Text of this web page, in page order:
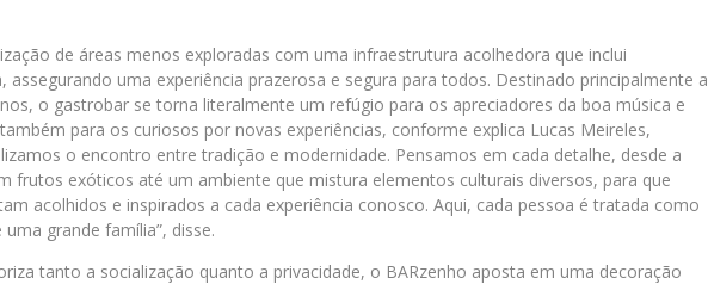
de áreas menos exploradas com uma infraestrutura acolhedora que inclui
assegurando uma experiência prazerosa e segura para todos. Destinado principalmente a
o gastrobar se torna literalmente um refúgio para os apreciadores da boa música e
para os curiosos por novas experiências, conforme explica Lucas Meireles,
o encontro entre tradição e modernidade. Pensamos em cada detalhe, desde a
frutos exóticos até um ambiente que mistura elementos culturais diversos, para que
acolhidos e inspirados a cada experiência conosco. Aqui, cada pessoa é tratada como
grande família”, disse.
tanto a socialização quanto a privacidade, o BARzenho aposta em uma decoração